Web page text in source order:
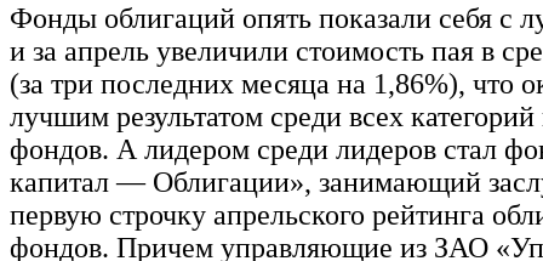
Фонды облигаций опять показали себя с
и за апрель увеличили стоимость пая в
(за три последних месяца на 1,86%), что
лучшим результатом среди всех
фондов. А лидером среди лидеров стал
капитал — Облигации», занимающий
первую строчку апрельского рейтинга
фондов. Причем управляющие из ЗАО